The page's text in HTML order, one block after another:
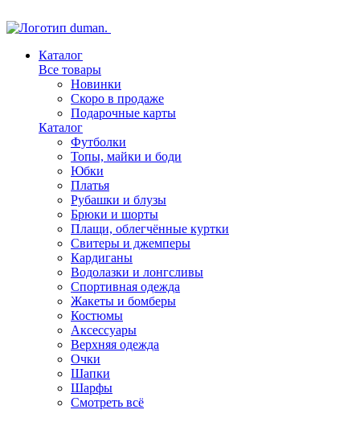
Каталог
Все товары
Новинки
Скоро в продаже
Подарочные карты
Каталог
Футболки
Топы, майки и боди
Юбки
Платья
Рубашки и блузы
Брюки и шорты
Плащи, облегчённые куртки
Свитеры и джемперы
Кардиганы
Водолазки и лонгсливы
Спортивная одежда
Жакеты и бомберы
Костюмы
Аксессуары
Верхняя одежда
Очки
Шапки
Шарфы
Смотреть всё